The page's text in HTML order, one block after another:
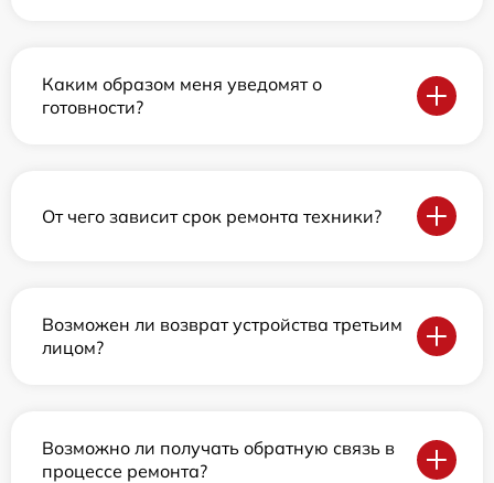
Каким образом меня уведомят о
готовности?
От чего зависит срок ремонта техники?
Возможен ли возврат устройства третьим
лицом?
Возможно ли получать обратную связь в
процессе ремонта?